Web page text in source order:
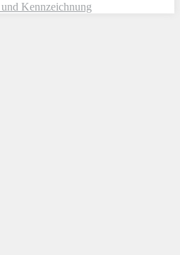
Kennzeichnung